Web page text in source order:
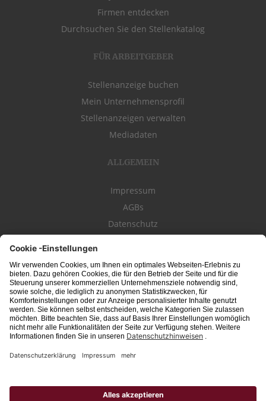
Firmen entdecken
Durchsuchen Sie den Stellenkatalog
FÜR ARBEITGEBER
Stellenanzeige buchen
Mein Unternehmensprofil
Stellenanzeigen verwalten
Mediadaten
ALLGEMEIN
Impressum
AGBs
Datenschutz
schwäbischeJOBS - die Stellenbörse für die RegionBodensee, Schwaben,
Ostalbund Allgäu. Alle Jobs im Süden!
Auszubildende, Berufseinsteiger, Fachkräfte und Führungskräfte! Aktuelle
Zeitung, Aalener Nachrichten, Lindauer Zeitung, Gränzbote, Heuberger Bote
Südfinder(ehem. Südjob / jobsüd).